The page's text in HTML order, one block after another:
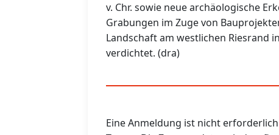
v. Chr. sowie neue archäologische
Grabungen im Zuge von
Landschaft am westlichen Riesrand
verdichtet. (dra)
Eine Anmeldung ist nicht